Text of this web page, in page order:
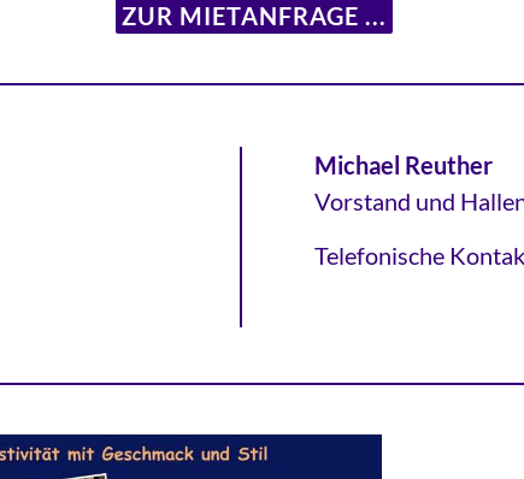
ZUR MIETANFRAGE ...
Michael Reuther
Vorstand und
Telefonische